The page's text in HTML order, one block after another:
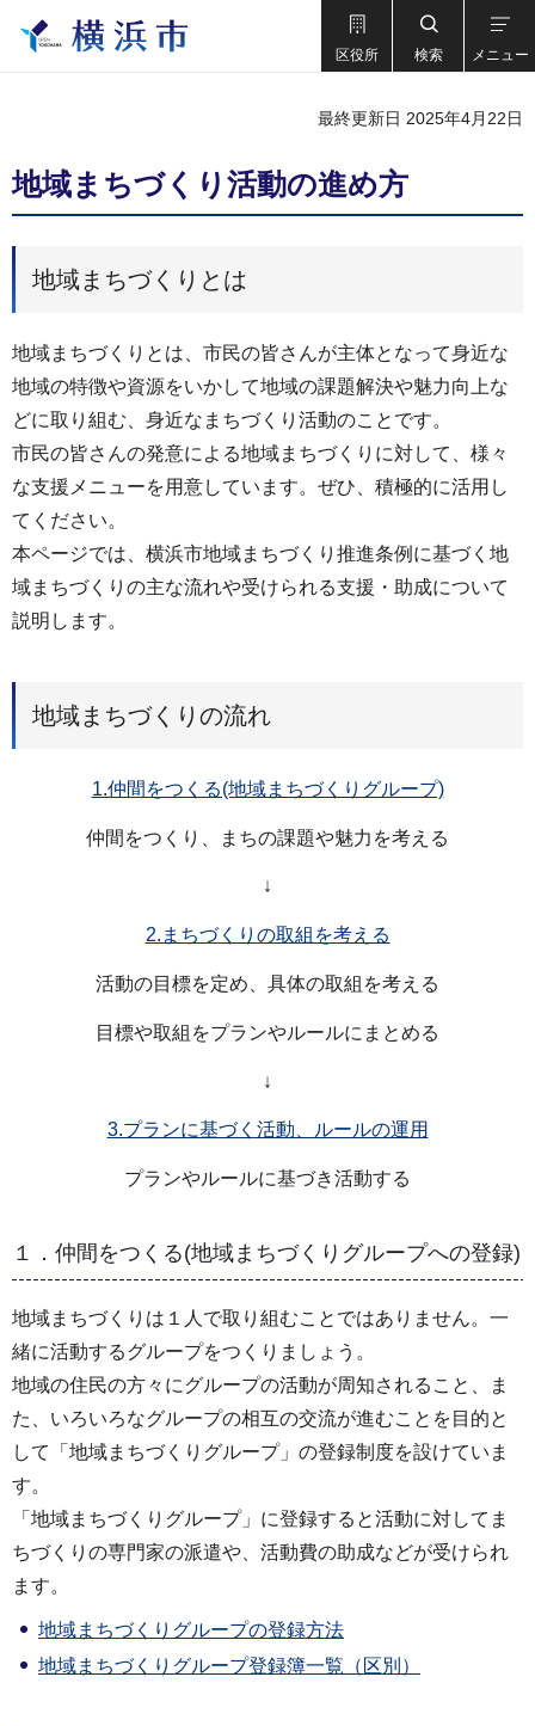
区役所 検索 メニュー
最終更新日 2025年4月22日
地域まちづくり活動の進め方
地域まちづくりとは
地域まちづくりとは、市民の皆さんが主体となって身近な
地域の特徴や資源をいかして地域の課題解決や魅力向上な
どに取り組む、身近なまちづくり活動のことです。
市民の皆さんの発意による地域まちづくりに対して、様々
な支援メニューを用意しています。ぜひ、積極的に活用し
てください。
本ページでは、横浜市地域まちづくり推進条例に基づく地
域まちづくりの主な流れや受けられる支援・助成について
説明します。
地域まちづくりの流れ
1.仲間をつくる(地域まちづくりグループ)
仲間をつくり、まちの課題や魅力を考える
↓
2.まちづくりの取組を考える
活動の目標を定め、具体の取組を考える
目標や取組をプランやルールにまとめる
↓
3.プランに基づく活動、ルールの運用
プランやルールに基づき活動する
１．仲間をつくる(地域まちづくりグループへの登録)
地域まちづくりは１人で取り組むことではありません。一
緒に活動するグループをつくりましょう。
地域の住民の方々にグループの活動が周知されること、ま
た、いろいろなグループの相互の交流が進むことを目的と
して「地域まちづくりグループ」の登録制度を設けていま
す。
「地域まちづくりグループ」に登録すると活動に対してま
ちづくりの専門家の派遣や、活動費の助成などが受けられ
ます。
地域まちづくりグループの登録方法
地域まちづくりグループ登録簿一覧（区別）